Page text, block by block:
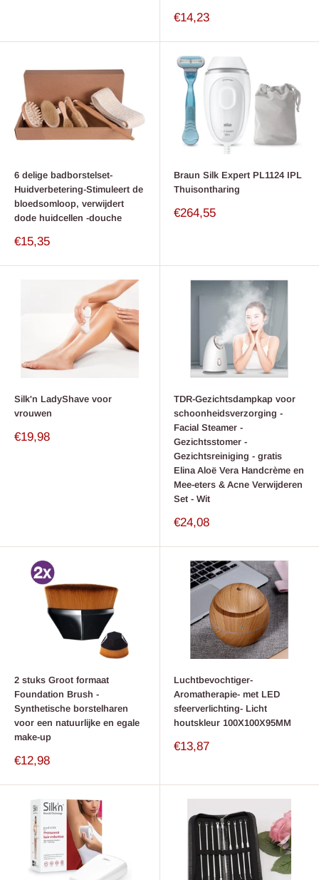
Verkoop
€14,23
6 delige badborstelset-
Huidverbetering-Stimuleert de
bloedsomloop, verwijdert
dode huidcellen -douche
Verkoop
€15,35
Braun Silk Expert PL1124 IPL
Thuisontharing
Verkoop
€264,55
Silk'n LadyShave voor
vrouwen
Verkoop
€19,98
TDR-Gezichtsdampkap voor
schoonheidsverzorging -
Facial Steamer -
Gezichtsstomer -
Gezichtsreiniging - gratis
Elina Aloë Vera Handcrème en
Mee-eters & Acne Verwijderen
Set - Wit
Verkoop
€24,08
2 stuks Groot formaat
Foundation Brush -
Synthetische borstelharen
voor een natuurlijke en egale
make-up
Verkoop
€12,98
Luchtbevochtiger-
Aromatherapie- met LED
sfeerverlichting- Licht
houtskleur 100X100X95MM
Verkoop
€13,87